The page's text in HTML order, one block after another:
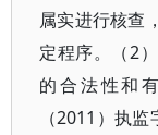
属实进行核查
定程序。（2
的合法性和
（2011）执